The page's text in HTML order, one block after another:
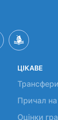
ЦІКАВЕ
Трансфери
Причал
Оцінки